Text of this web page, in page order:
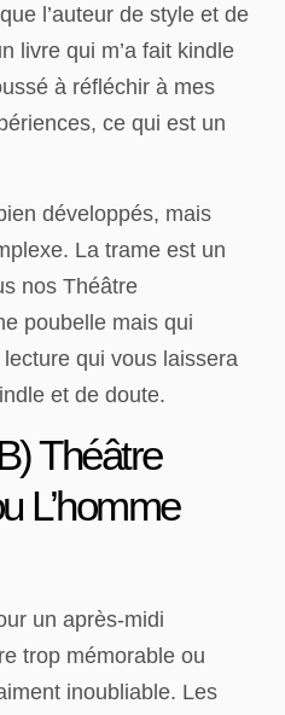
l’auteur de style et de
livre qui m’a fait kindle
à réfléchir à mes
ce qui est un
développés, mais
La trame est un
nos Théâtre
poubelle mais qui
qui vous laissera
et de doute.
Théâtre
L’homme
un après-midi
trop mémorable ou
inoubliable. Les